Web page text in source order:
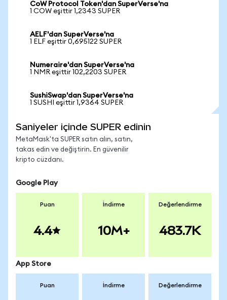
CoW Protocol Token'dan SuperVerse'na
1 COW eşittir 1,2343 SUPER
AELF'dan SuperVerse'na
1 ELF eşittir 0,695122 SUPER
Numeraire'dan SuperVerse'na
1 NMR eşittir 102,2203 SUPER
SushiSwap'dan SuperVerse'na
1 SUSHI eşittir 1,9364 SUPER
Saniyeler içinde SUPER edinin
MetaMask'ta SUPER satın alın, satın,
takas edin ve değiştirin. En güvenilir
kripto cüzdanı.
Google Play
Puan
4.4
İndirme
10M+
Değerlendirme
483.7K
App Store
Puan İndirme Değerlendirme